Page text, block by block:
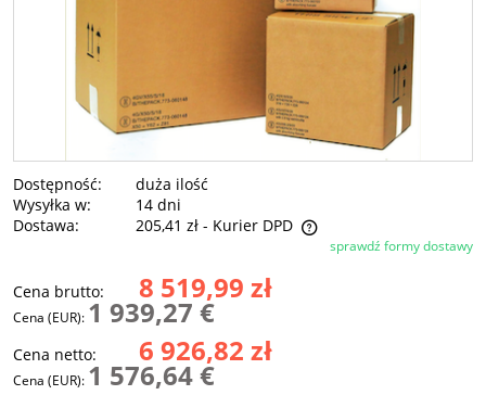
Dostępność:
duża ilość
Wysyłka w:
14 dni
Dostawa:
205,41 zł - Kurier DPD
Cena nie zawiera ewentualnych kosztów płatnościsprawdź formy dostawy
Cena brutto: 8 519,99 zł
Cena (EUR): 1 939,27 €
Cena netto: 6 926,82 zł
Cena (EUR): 1 576,64 €